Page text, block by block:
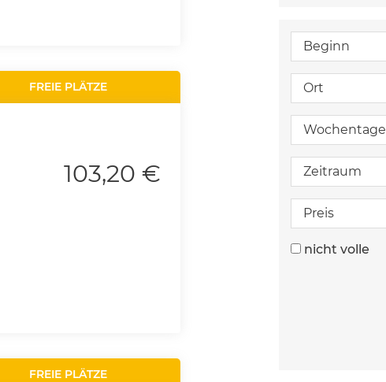
FREIE PLÄTZE
103,20 €
FREIE PLÄTZE
Beginn
Ort
Wochentage
Zeitraum
Preis
nicht volle